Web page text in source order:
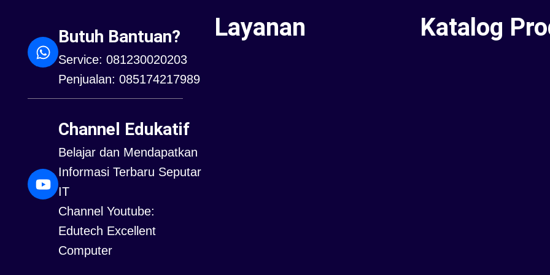
Butuh Bantuan?
Service: 081230020203
Penjualan: 085174217989
Channel Edukatif
Belajar dan Mendapatkan
Informasi Terbaru Seputar
IT
Channel Youtube:
Edutech Excellent
Computer
Layanan Katalog